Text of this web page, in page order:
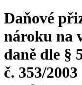
Daňové
nároku na
daně dle §
č. 353/